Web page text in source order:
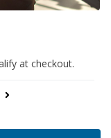
at checkout.